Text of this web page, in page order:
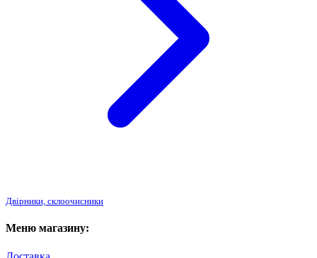
Двірники, склоочисники
Меню магазину: